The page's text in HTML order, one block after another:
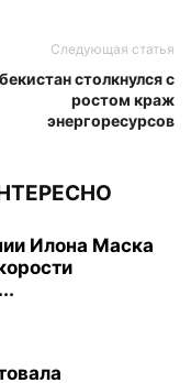
Следующая статья
столкнулся с
ростом краж
энергоресурсов
Илона Маска